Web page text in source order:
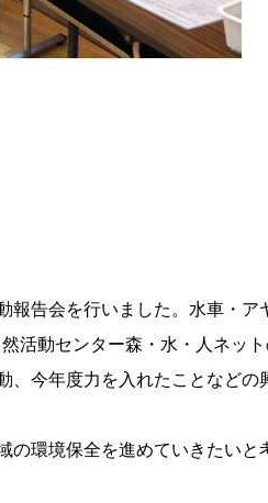
報告会を行いました。水車・ア
活動センター森・水・人ネッ
、今年度力を入れたことなどの
の環境保全を進めていきたいと